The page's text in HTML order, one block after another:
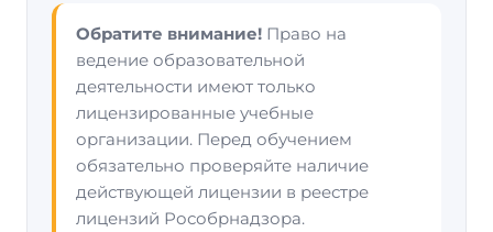
Обратите внимание! Право на
ведение образовательной
деятельности имеют только
лицензированные учебные
организации. Перед обучением
обязательно проверяйте наличие
действующей лицензии в реестре
лицензий Рособрнадзора.